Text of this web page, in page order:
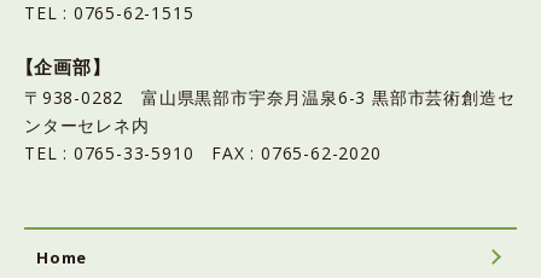
TEL : 0765-62-1515
【企画部】
〒938-0282 富山県黒部市宇奈月温泉6-3 黒部市芸術創造セ
ンターセレネ内
TEL : 0765-33-5910 FAX : 0765-62-2020
Home